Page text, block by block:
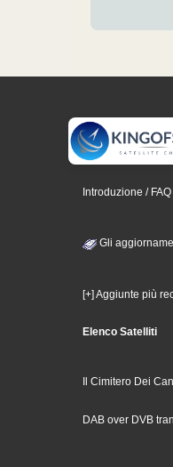
Introduzione / FAQ
Gli
[+] Aggiunte più
Elenco Satelliti
Il Cimitero Dei
DAB over DVB